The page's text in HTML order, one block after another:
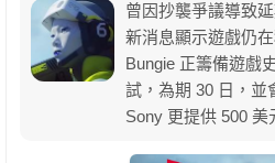
曾因抄襲爭議導致
新消息顯示遊戲仍
Bungie 正籌備遊戲
試，為期 30 日，並
Sony 更提供 500 美